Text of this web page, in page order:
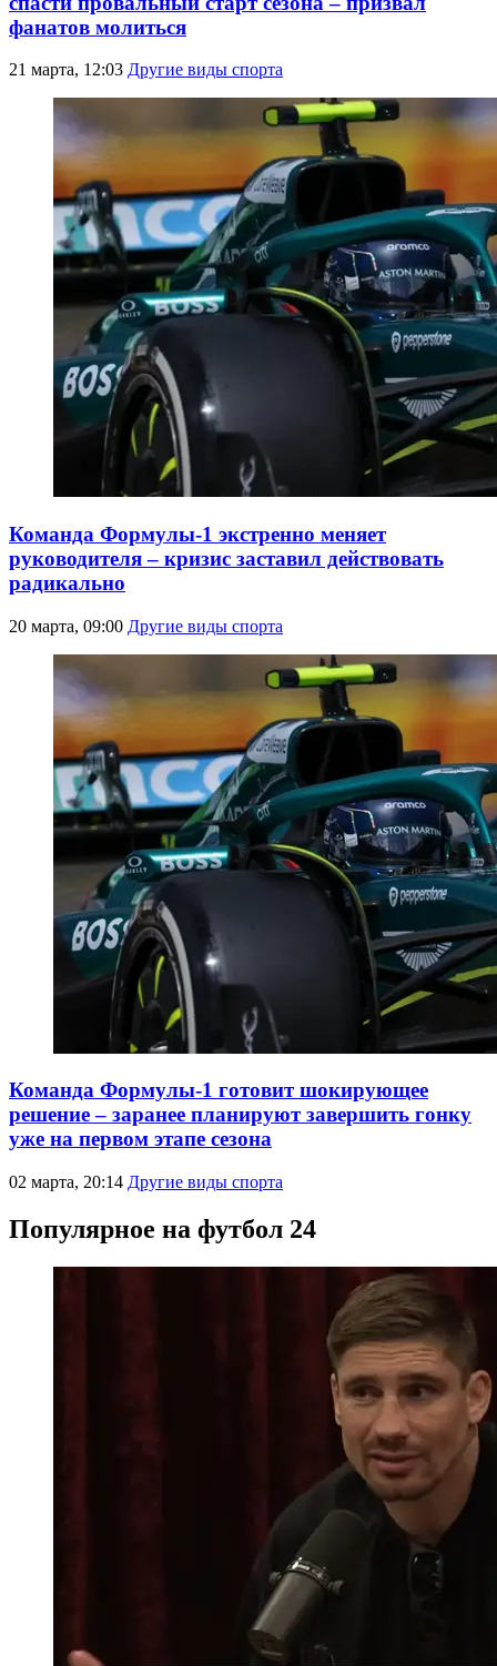
фанатов молиться
21 марта, 12:03 Другие виды спорта
Команда Формулы-1 экстренно меняет
руководителя – кризис заставил действовать
радикально
20 марта, 09:00 Другие виды спорта
Команда Формулы-1 готовит шокирующее
решение – заранее планируют завершить гонку
уже на первом этапе сезона
02 марта, 20:14 Другие виды спорта
Популярное на футбол 24